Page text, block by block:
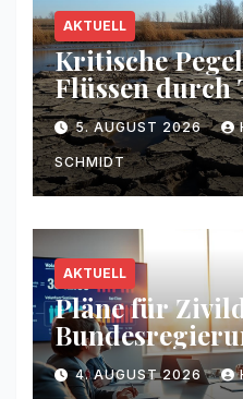
AKTUELL
Kritische
Flüssen durch
5. AUGUST 2026
SCHMIDT
AKTUELL
Pläne für
4. AUGUST 2026